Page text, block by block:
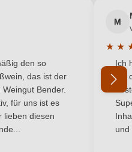
Deutschland
Käse, Salat, Spargel
Qualitätswein
mein Passwort vergessen
von 5 von 5 Sternen
den so
das ist der
Bender.
für uns ist es
lieben diesen
M
★ ★
Ich
mit
und